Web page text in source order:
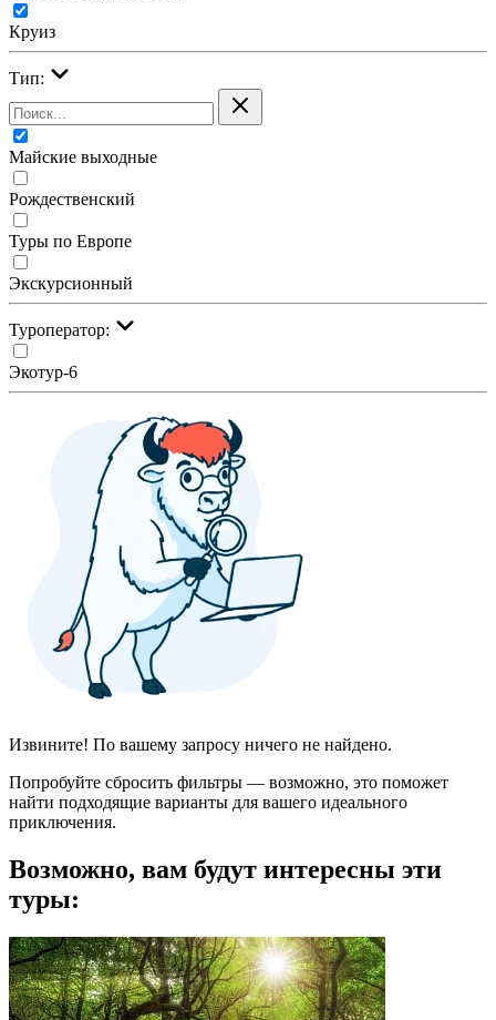
Круиз
Тип:
Майские выходные
Рождественский
Туры по Европе
Экскурсионный
Туроператор:
Экотур-6
Извините! По вашему запросу ничего не найдено.
Попробуйте сбросить фильтры — возможно, это поможет
найти подходящие варианты для вашего идеального
приключения.
Возможно, вам будут интересны эти
туры: